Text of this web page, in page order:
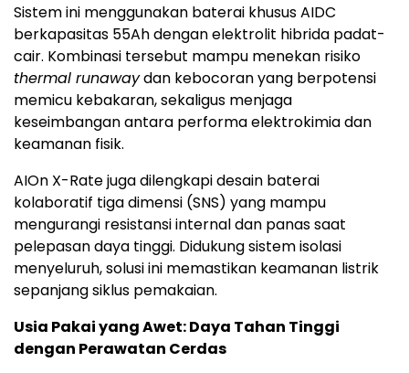
Sistem ini menggunakan baterai khusus AIDC
berkapasitas 55Ah dengan elektrolit hibrida padat-
cair. Kombinasi tersebut mampu menekan risiko
thermal runawaydan kebocoran yang berpotensi
memicu kebakaran, sekaligus menjaga
keseimbangan antara performa elektrokimia dan
keamanan fisik.
AIOn X-Rate juga dilengkapi desain baterai
kolaboratif tiga dimensi (SNS) yang mampu
mengurangi resistansi internal dan panas saat
pelepasan daya tinggi. Didukung sistem isolasi
menyeluruh, solusi ini memastikan keamanan listrik
sepanjang siklus pemakaian.
Usia Pakai yang Awet: Daya Tahan Tinggi
dengan Perawatan Cerdas